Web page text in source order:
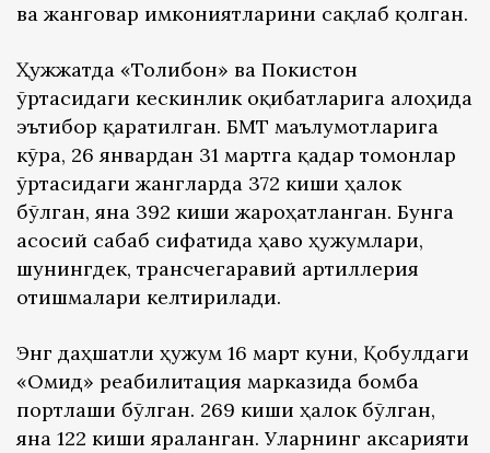
ва жанговар имкониятларини сақлаб қолган.
Ҳужжатда «Толибон» ва Покистон
ўртасидаги кескинлик оқибатларига алоҳида
эътибор қаратилган. БМТ маълумотларига
кўра, 26 январдан 31 мартга қадар томонлар
ўртасидаги жангларда 372 киши ҳалок
бўлган, яна 392 киши жароҳатланган. Бунга
асосий сабаб сифатида ҳаво ҳужумлари,
шунингдек, трансчегаравий артиллерия
отишмалари келтирилади.
Энг даҳшатли ҳужум 16 март куни, Қобулдаги
«Омид» реабилитация марказида бомба
портлаши бўлган. 269 киши ҳалок бўлган,
яна 122 киши яраланган. Уларнинг аксарияти